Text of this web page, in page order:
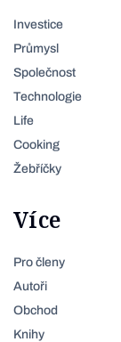
Investice
Průmysl
Společnost
Technologie
Life
Cooking
Žebříčky
Více
Pro členy
Autoři
Obchod
Knihy